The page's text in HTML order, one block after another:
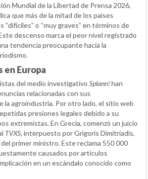
Mundial de la Libertad de Prensa 2026,
que más de la mitad de los países
o “muy graves” en términos de
descenso marca el peor nivel registrado
tendencia preocupante hacia la
en Europa
del medio investigativo Splann!han
relacionadas con sus
la agroindustria. Por otro lado, el sitio web
presiones legales debido a su
extremistas. En Grecia, comenzó un juicio
TVXS, interpuesto por Grigoris Dimitriadis,
primer ministro. Este reclama 550 000
causados por artículos
en un escándalo conocido como